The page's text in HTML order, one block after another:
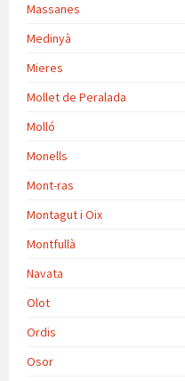
Massanes
Medinyà
Mieres
Mollet de Peralada
Molló
Monells
Mont-ras
Montagut i Oix
Montfullà
Navata
Olot
Ordis
Osor